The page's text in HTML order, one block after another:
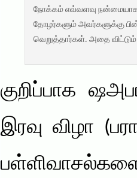
நோக்கம் எவ்வளவு நன்மையாக
தோழர்களும் அவர்களுக்கு
வெறுத்தார்கள். அதை
குறிப்பாக
இரவு விழா